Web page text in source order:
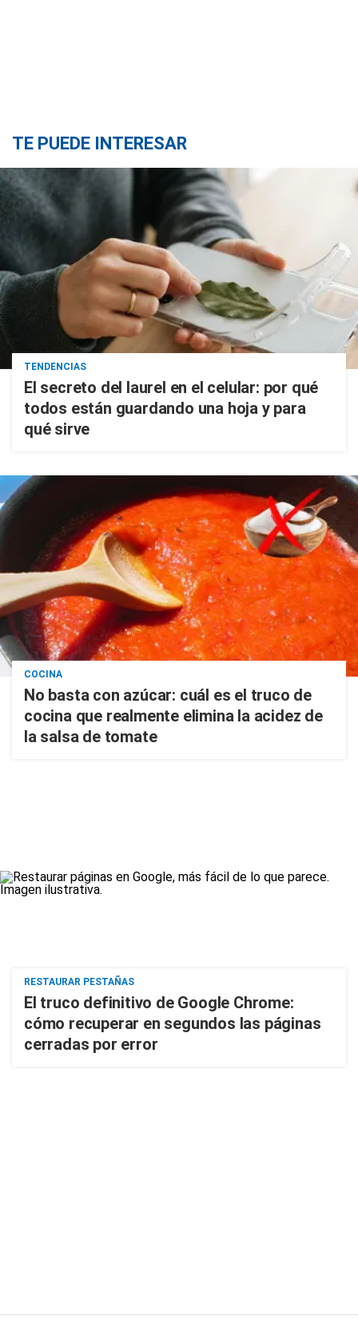
TE PUEDE INTERESAR
TENDENCIAS
El secreto del laurel en el celular: por qué
todos están guardando una hoja y para
qué sirve
COCINA
No basta con azúcar: cuál es el truco de
cocina que realmente elimina la acidez de
la salsa de tomate
RESTAURAR PESTAÑAS
El truco definitivo de Google Chrome:
cómo recuperar en segundos las páginas
cerradas por error